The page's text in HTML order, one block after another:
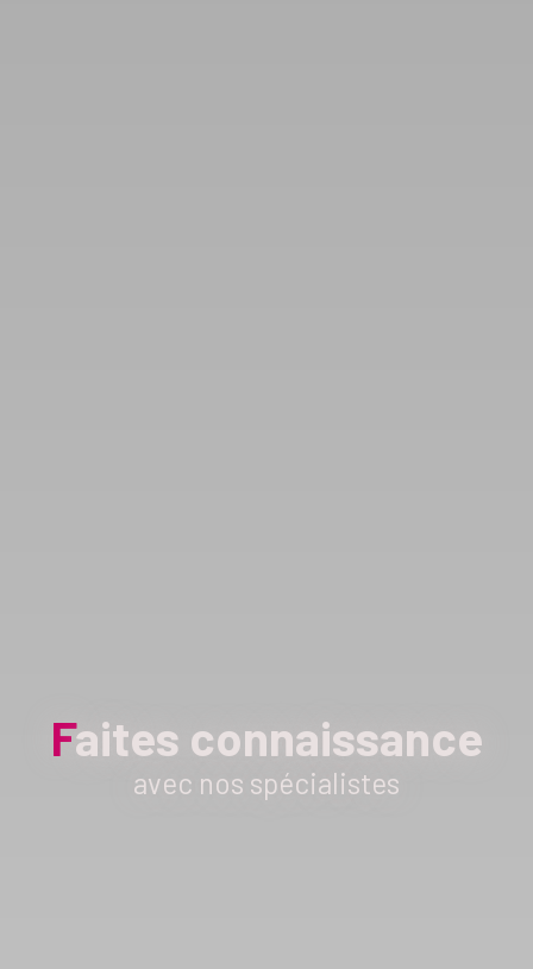
Faites connaissance
avec nos spécialistes